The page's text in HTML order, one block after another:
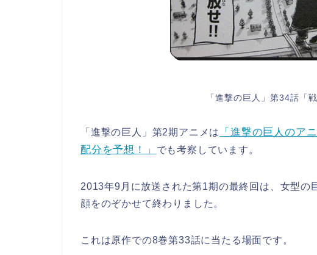
「進撃の巨人」第34話「
「進撃の巨人」第2期アニメは
「進撃の巨人のア
配分を予想！」
でも考察しています。
2013年9月に放送された第1期の最終回は、女型の
顔をのぞかせて終わりました。
これは原作での8巻第33話に当たる場面です。